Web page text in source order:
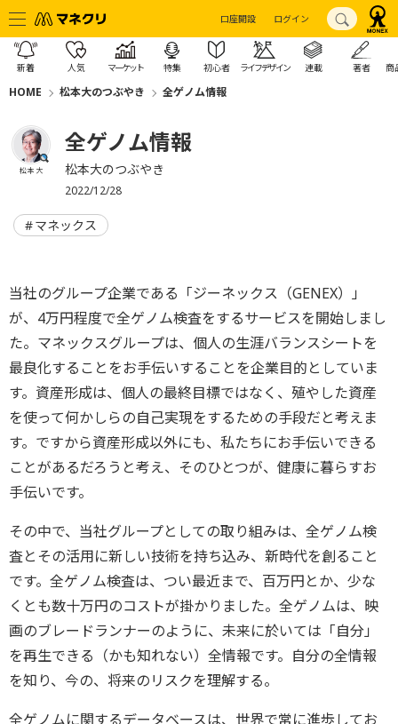
口座開設 ログイン
新着 人気 マーケット 特集 初心者 ライフデザイン 連載 著者 商
HOME 松本大のつぶやき 全ゲノム情報
松本 大
全ゲノム情報
松本大のつぶやき
2022/12/28
マネックス
当社のグループ企業である「ジーネックス（GENEX）」
が、 4万円程度で全ゲノム検査をするサービスを開始しまし
た。 マネックスグループは、 個人の生涯バランスシートを
最良化することをお手伝いすることを企業目的としていま
す。資産形成は、個人の最終目標ではなく、 殖やした資産
を使って何かしらの自己実現をするための手段だと考えま
す。ですから資産形成以外にも、 私たちにお手伝いできる
ことがあるだろうと考え、そのひとつが、 健康に暮らすお
手伝いです。
その中で、当社グループとしての取り組みは、 全ゲノム検
査とその活用に新しい技術を持ち込み、 新時代を創ること
です。全ゲノム検査は、つい最近まで、 百万円とか、少な
くとも数十万円のコストが掛かりました。 全ゲノムは、映
画のブレードランナーのように、未来に於いては「自分」
を再生できる（かも知れない）全情報です。 自分の全情報
を知り、今の、将来のリスクを理解する。
全ゲノムに関するデータベースは、世界で常に進歩してお